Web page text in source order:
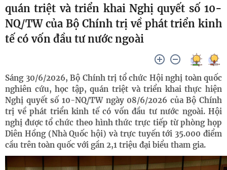
quán triệt và triển khai Nghị quyết số 10-
NQ/TW của Bộ Chính trị về phát triển kinh
tế có vốn đầu tư nước ngoài
Sáng 30/6/2026, Bộ Chính trị tổ chức Hội nghị toàn quốc
nghiên cứu, học tập, quán triệt và triển khai thực hiện
Nghị quyết số 10-NQ/TW ngày 08/6/2026 của Bộ Chính
trị về phát triển kinh tế có vốn đầu tư nước ngoài. Hội
nghị được tổ chức theo hình thức trực tiếp từ phòng họp
Diên Hồng (Nhà Quốc hội) và trực tuyến tới 35.000 điểm
cầu trên toàn quốc với gần 2,1 triệu đại biểu tham gia.